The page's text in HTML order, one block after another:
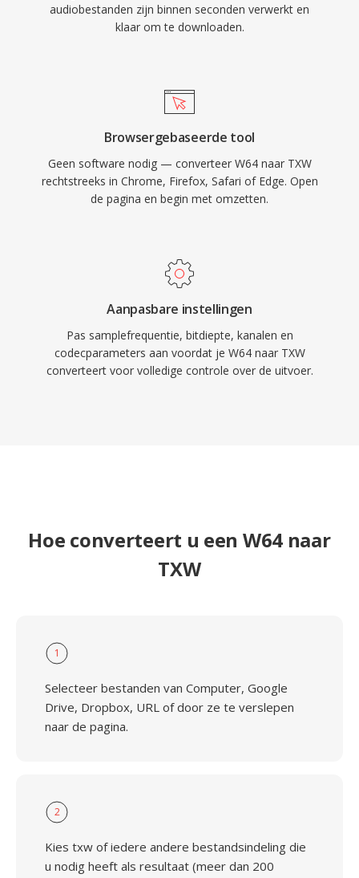
audiobestanden zijn binnen seconden verwerkt en
klaar om te downloaden.
Browsergebaseerde tool
Geen software nodig — converteer W64 naar TXW
rechtstreeks in Chrome, Firefox, Safari of Edge. Open
de pagina en begin met omzetten.
Aanpasbare instellingen
Pas samplefrequentie, bitdiepte, kanalen en
codecparameters aan voordat je W64 naar TXW
converteert voor volledige controle over de uitvoer.
Hoe converteert u een W64 naar
TXW
1
Selecteer bestanden van Computer, Google
Drive, Dropbox, URL of door ze te verslepen
naar de pagina.
2
Kies txw of iedere andere bestandsindeling die
u nodig heeft als resultaat (meer dan 200